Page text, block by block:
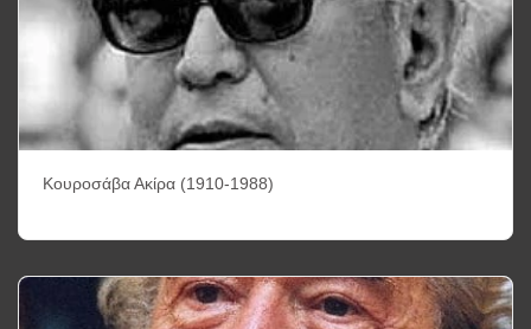
Κουροσάβα Ακίρα (1910-1988)